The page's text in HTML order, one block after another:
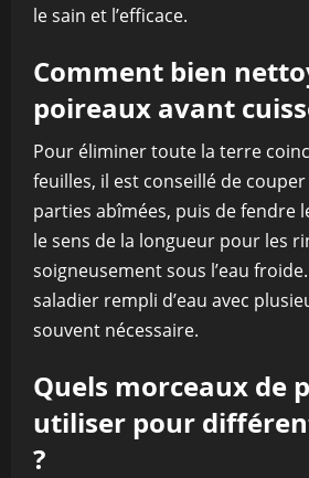
le sain et l’efficace.
Comment bien
poireaux avant
Pour éliminer toute la terre
feuilles, il est conseillé de
parties abîmées, puis de fendre
le sens de la longueur pour les
soigneusement sous l’eau
saladier rempli d’eau avec
souvent nécessaire.
Quels morceaux de
utiliser pour
?